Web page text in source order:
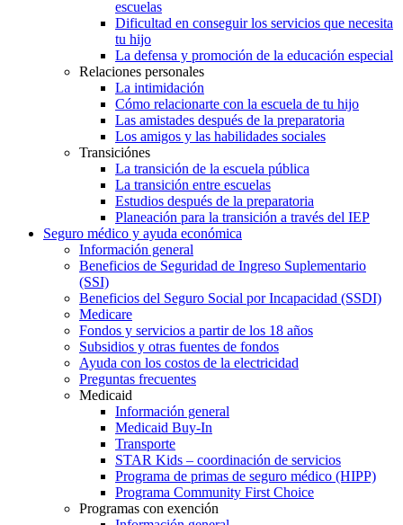
escuelas
Dificultad en conseguir los servicios que necesita
tu hijo
La defensa y promoción de la educación especial
Relaciones personales
La intimidación
Cómo relacionarte con la escuela de tu hijo
Las amistades después de la preparatoria
Los amigos y las habilidades sociales
Transiciónes
La transición de la escuela pública
La transición entre escuelas
Estudios después de la preparatoria
Planeación para la transición a través del IEP
Seguro médico y ayuda económica
Información general
Beneficios de Seguridad de Ingreso Suplementario
(SSI)
Beneficios del Seguro Social por Incapacidad (SSDI)
Medicare
Fondos y servicios a partir de los 18 años
Subsidios y otras fuentes de fondos
Ayuda con los costos de la electricidad
Preguntas frecuentes
Medicaid
Información general
Medicaid Buy-In
Transporte
STAR Kids – coordinación de servicios
Programa de primas de seguro médico (HIPP)
Programa Community First Choice
Programas con exención